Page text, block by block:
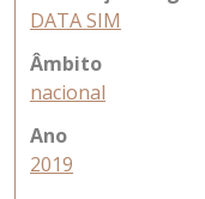
DATA SIM
Âmbito
nacional
Ano
2019